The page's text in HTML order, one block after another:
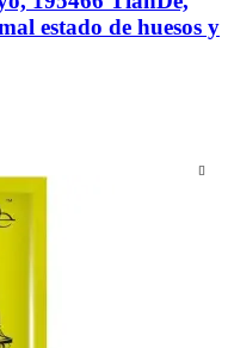
estado de huesos y